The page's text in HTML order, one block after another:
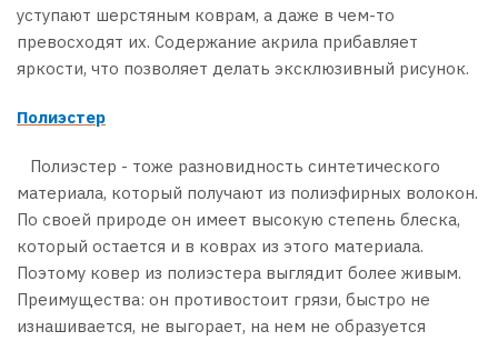
уступают шерстяным коврам, а даже в чем-то
превосходят их. Содержание акрила прибавляет
яркости, что позволяет делать эксклюзивный рисунок.
Полиэстер
Полиэстер - тоже разновидность синтетического
материала, который получают из полиэфирных волокон.
По своей природе он имеет высокую степень блеска,
который остается и в коврах из этого материала.
Поэтому ковер из полиэстера выглядит более живым.
Преимущества: он противостоит грязи, быстро не
изнашивается, не выгорает, на нем не образуется